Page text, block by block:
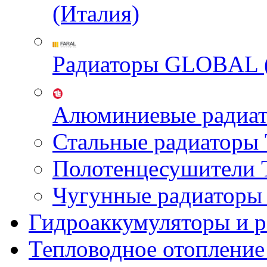
(Италия)
Радиаторы GLOBAL
Алюминиевые
Стальные
Чугунные
Гидроаккумуляторы и
Тепловодное